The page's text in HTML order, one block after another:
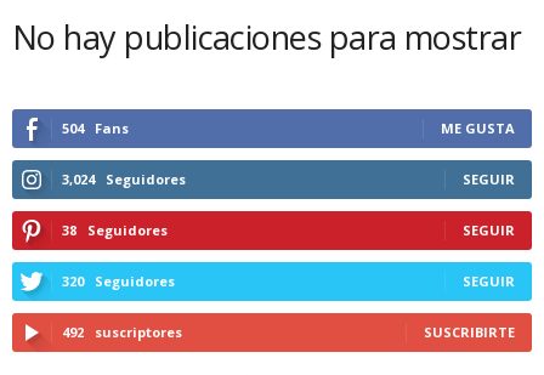
No hay publicaciones para mostrar
504 Fans ME GUSTA
3,024 Seguidores SEGUIR
38 Seguidores SEGUIR
320 Seguidores SEGUIR
492 suscriptores SUSCRIBIRTE